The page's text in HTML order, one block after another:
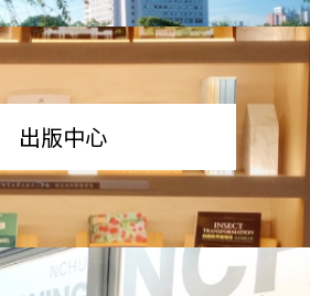
出版中心